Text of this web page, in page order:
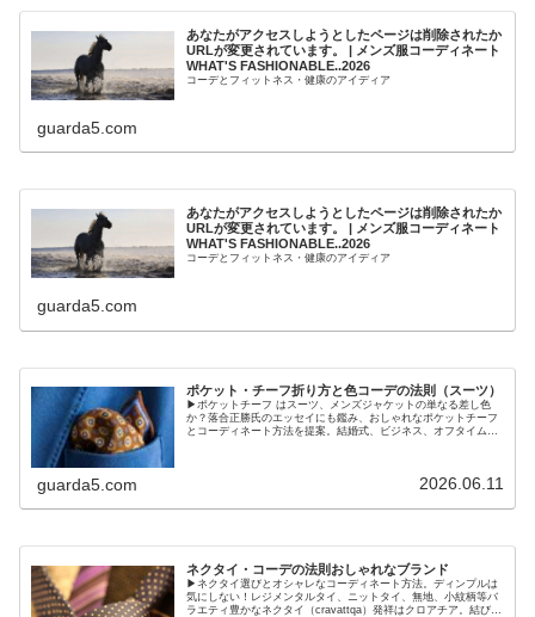
あなたがアクセスしようとしたページは削除されたか
URLが変更されています。 | メンズ服コーディネート
WHAT'S FASHIONABLE..2026
コーデとフィットネス・健康のアイディア
guarda5.com
あなたがアクセスしようとしたページは削除されたか
URLが変更されています。 | メンズ服コーディネート
WHAT'S FASHIONABLE..2026
コーデとフィットネス・健康のアイディア
guarda5.com
ポケット・チーフ折り方と色コーデの法則（スーツ）
▶ポケットチーフ はスーツ、メンズジャケットの単なる差し色
か？落合正勝氏のエッセイにも鑑み、おしゃれなポケットチーフ
とコーディネート方法を提案。結婚式、ビジネス、オフタイムの
guarda5.com 2026.06.11
ネクタイ・コーデの法則おしゃれなブランド
▶ネクタイ選びとオシャレなコーディネート方法。ディンプルは
気にしない！レジメンタルタイ、ニットタイ、無地、小紋柄等バ
ラエティ豊かなネクタイ（cravattqa）発祥はクロアチア。結び目